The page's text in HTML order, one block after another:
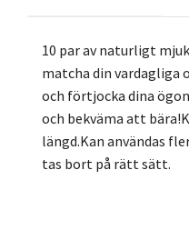
10 par av naturligt
matcha din vardagliga
och förtjocka dina
och bekväma att
längd.Kan användas
tas bort på rätt sätt.